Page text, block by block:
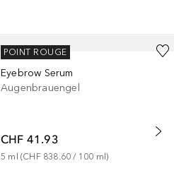
NANOBROW
Eyebrow Serum
Augenbrauengel
CHF 41.93
5 ml (CHF 838.60 / 100 ml)
POINT ROUGE